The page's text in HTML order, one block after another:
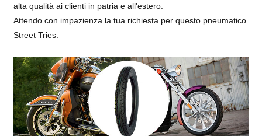
alta qualità ai clienti in patria e all'estero.
Attendo con impazienza la tua richiesta per questo pneumatico
Street Tries.